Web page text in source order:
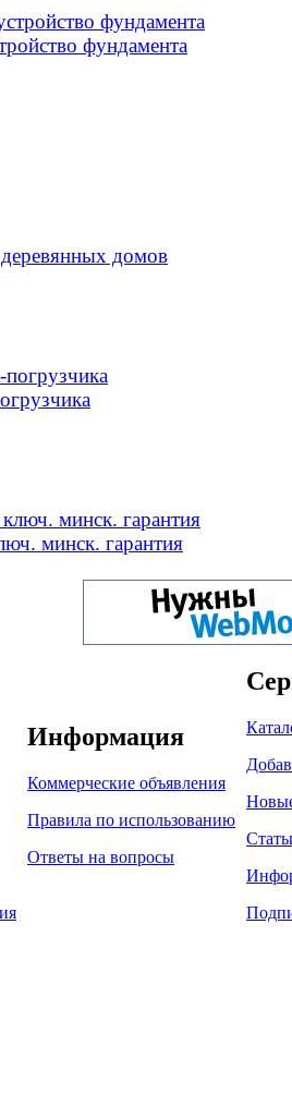
фундамента
домов
минск. гарантия
Информация
Коммерческие объявления
Правила по использованию
Ответы на вопросы